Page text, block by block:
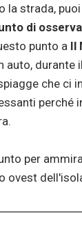
la strada,
di
punto a Il
durante
che ci
perché
per
ovest